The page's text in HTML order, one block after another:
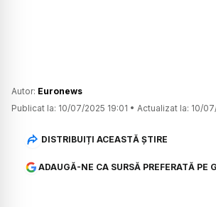
Autor: Euronews
Publicat la: 10/07/2025 19:01 • Actualizat la: 10/
DISTRIBUIȚI ACEASTĂ ȘTIRE
ADAUGĂ-NE CA SURSĂ PREFERATĂ PE